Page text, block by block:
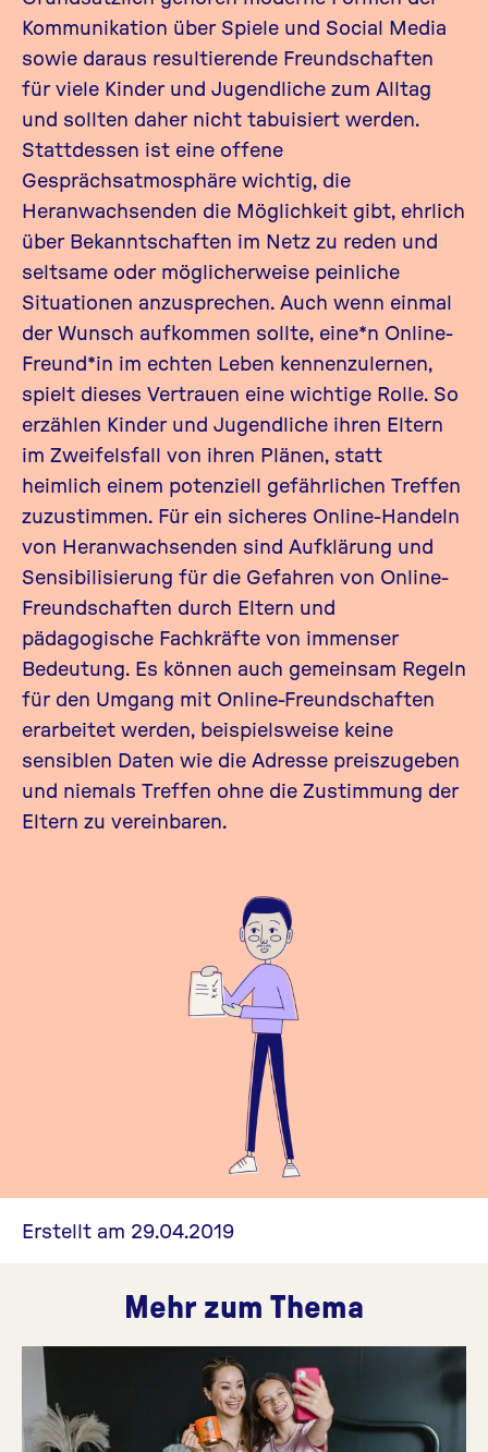
Kommunikation über Spiele und Social Media
sowie daraus resultierende Freundschaften
für viele Kinder und Jugendliche zum Alltag
und sollten daher nicht tabuisiert werden.
Stattdessen ist eine offene
Gesprächsatmosphäre wichtig, die
Heranwachsenden die Möglichkeit gibt, ehrlich
über Bekanntschaften im Netz zu reden und
seltsame oder möglicherweise peinliche
Situationen anzusprechen. Auch wenn einmal
der Wunsch aufkommen sollte, eine*n Online-
Freund*in im echten Leben kennenzulernen,
spielt dieses Vertrauen eine wichtige Rolle. So
erzählen Kinder und Jugendliche ihren Eltern
im Zweifelsfall von ihren Plänen, statt
heimlich einem potenziell gefährlichen Treffen
zuzustimmen. Für ein sicheres Online-Handeln
von Heranwachsenden sind Aufklärung und
Sensibilisierung für die Gefahren von Online-
Freundschaften durch Eltern und
pädagogische Fachkräfte von immenser
Bedeutung. Es können auch gemeinsam Regeln
für den Umgang mit Online-Freundschaften
erarbeitet werden, beispielsweise keine
sensiblen Daten wie die Adresse preiszugeben
und niemals Treffen ohne die Zustimmung der
Eltern zu vereinbaren.
Erstellt am 29.04.2019
Mehr zum Thema